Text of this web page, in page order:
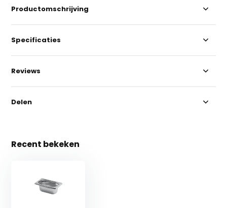
Productomschrijving
Specificaties
Reviews
Delen
Recent bekeken